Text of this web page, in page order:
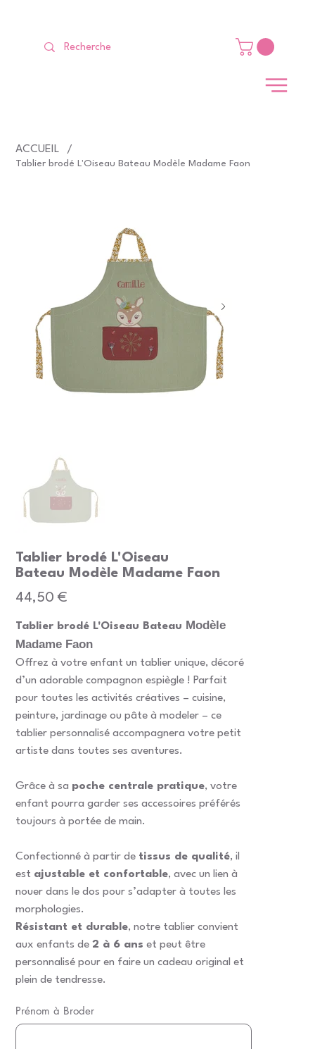
ACCUEIL /
Tablier brodé L'Oiseau Bateau Modèle Madame Faon
Tablier brodé L'Oiseau
Bateau Modèle Madame Faon
Prix
44,50 €
Tablier brodé L'Oiseau Bateau Modèle
Madame Faon
Offrez à votre enfant un tablier unique, décoré
d’un adorable compagnon espiègle ! Parfait
pour toutes les activités créatives – cuisine,
peinture, jardinage ou pâte à modeler – ce
tablier personnalisé accompagnera votre petit
artiste dans toutes ses aventures.
Grâce à sa poche centrale pratique, votre
enfant pourra garder ses accessoires préférés
toujours à portée de main.
Confectionné à partir de tissus de qualité, il
est ajustable et confortable, avec un lien à
nouer dans le dos pour s’adapter à toutes les
morphologies.
Résistant et durable, notre tablier convient
aux enfants de2 à 6 ans et peut être
personnalisé pour en faire un cadeau original et
plein de tendresse.
Prénom à Broder
15